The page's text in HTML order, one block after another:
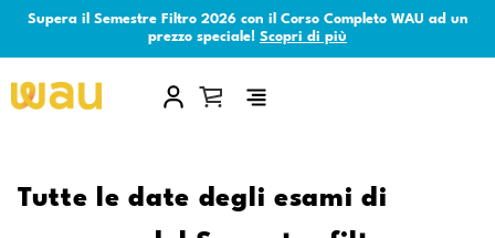
Supera il Semestre Filtro 2026 con il Corso Completo WAU ad un
prezzo speciale! Scopri di più
×
Tutte le date degli esami di